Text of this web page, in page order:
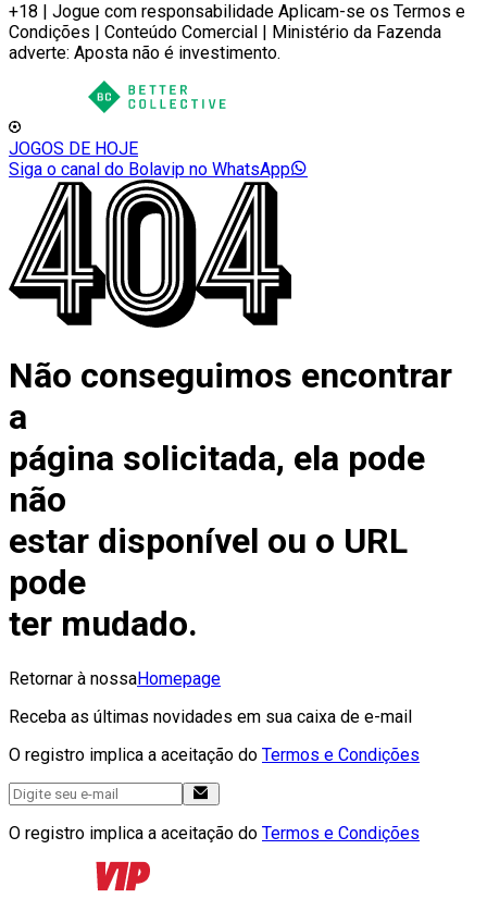
+18 | Jogue com responsabilidade Aplicam-se os Termos e
Condições | Conteúdo Comercial | Ministério da Fazenda
adverte: Aposta não é investimento.
JOGOS DE HOJE
Siga o canal do Bolavip no WhatsApp
Não conseguimos encontrar
a
página solicitada, ela pode
não
estar disponível ou o URL
pode
ter mudado.
Retornar à nossaHomepage
Receba as últimas novidades em sua caixa de e-mail
O registro implica a aceitação do Termos e Condições
O registro implica a aceitação do Termos e Condições